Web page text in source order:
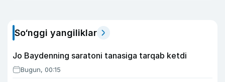
So‘nggi yangiliklar
Jo Baydenning saratoni tanasiga tarqab ketdi
Bugun, 00:15